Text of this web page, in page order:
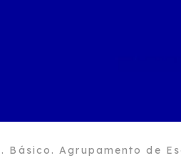
Básico. Agrupamento de